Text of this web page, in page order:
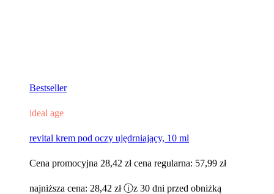
Bestseller
ideal age
revital krem pod oczy ujędrniający, 10 ml
Cena promocyjna 28,42 zł cena regularna: 57,99 zł
najniższa cena: 28,42 zł ⓘz 30 dni przed obniżką